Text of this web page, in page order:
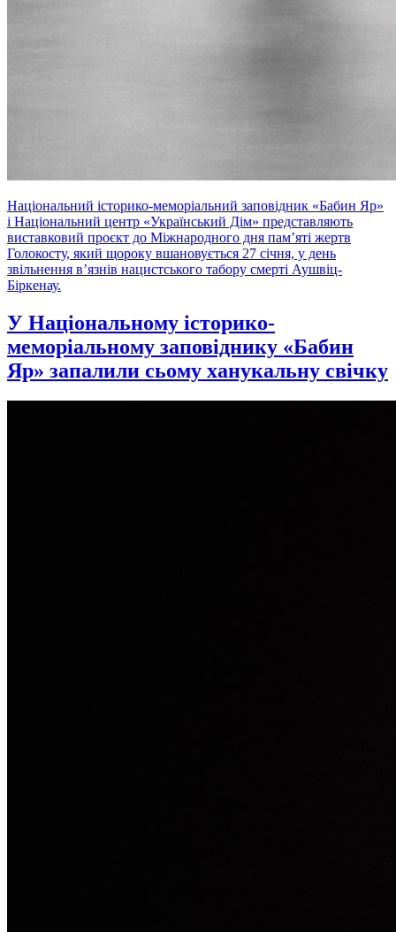
Національний історико-меморіальний заповідник «Бабин Яр»
і Національний центр «Український Дім» представляють
виставковий проєкт до Міжнародного дня пам’яті жертв
Голокосту, який щороку вшановується 27 січня, у день
звільнення в’язнів нацистського табору смерті Аушвіц-
Біркенау.
У Національному історико-
меморіальному заповіднику «Бабин
Яр» запалили сьому ханукальну свічку